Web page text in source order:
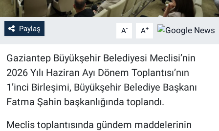
Paylaş A- A+
Gaziantep Büyükşehir Belediyesi Meclisi’nin
2026 Yılı Haziran Ayı Dönem Toplantısı’nın
1’inci Birleşimi, Büyükşehir Belediye Başkanı
Fatma Şahin başkanlığında toplandı.
Meclis toplantısında gündem maddelerinin